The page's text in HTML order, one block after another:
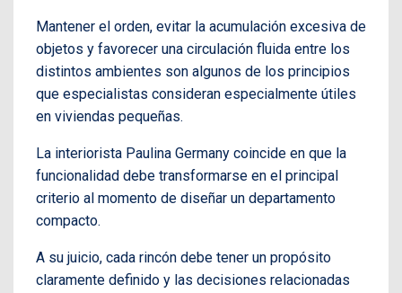
Mantener el orden, evitar la acumulación excesiva de
objetos y favorecer una circulación fluida entre los
distintos ambientes son algunos de los principios
que especialistas consideran especialmente útiles
en viviendas pequeñas.
La interiorista Paulina Germany coincide en que la
funcionalidad debe transformarse en el principal
criterio al momento de diseñar un departamento
compacto.
A su juicio, cada rincón debe tener un propósito
claramente definido y las decisiones relacionadas